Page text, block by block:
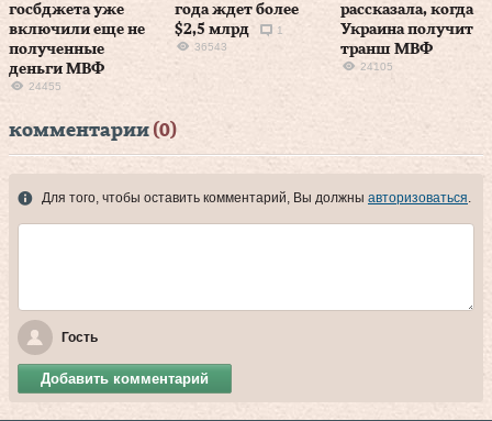
госбджета уже
включили еще не
полученные
деньги МВФ
24455
года ждет более
$2,5 млрд
1
36543
рассказала, когда
Украина получит
транш МВФ
24105
комментарии (0)
Для того, чтобы оставить комментарий, Вы должны авторизоваться.
Гость
Добавить комментарий